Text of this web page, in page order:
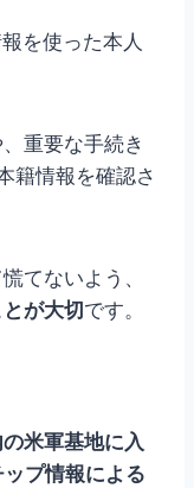
を使った本人
重要な手続き
籍情報を確認さ
てないよう、
が大切 です。
の米軍基地に入
プ情報による